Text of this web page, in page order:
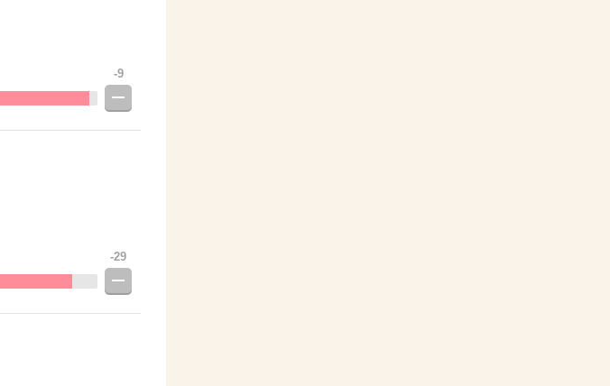
-9
-29